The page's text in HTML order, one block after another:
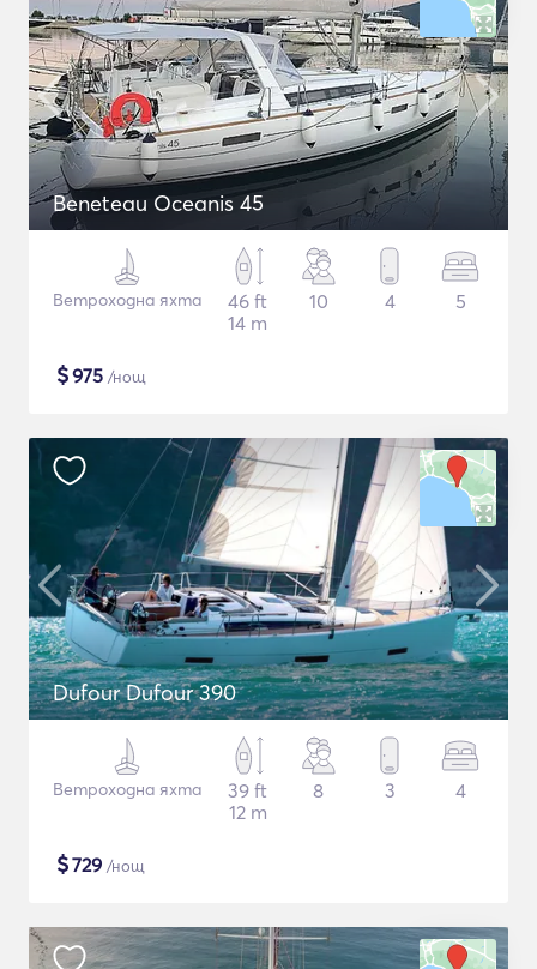
Beneteau Oceanis 45
Ветроходна яхта
46 ft
14 m
10 4 5
$975 /нощ
Dufour Dufour 390
Ветроходна яхта
39 ft
12 m
8 3 4
$729 /нощ